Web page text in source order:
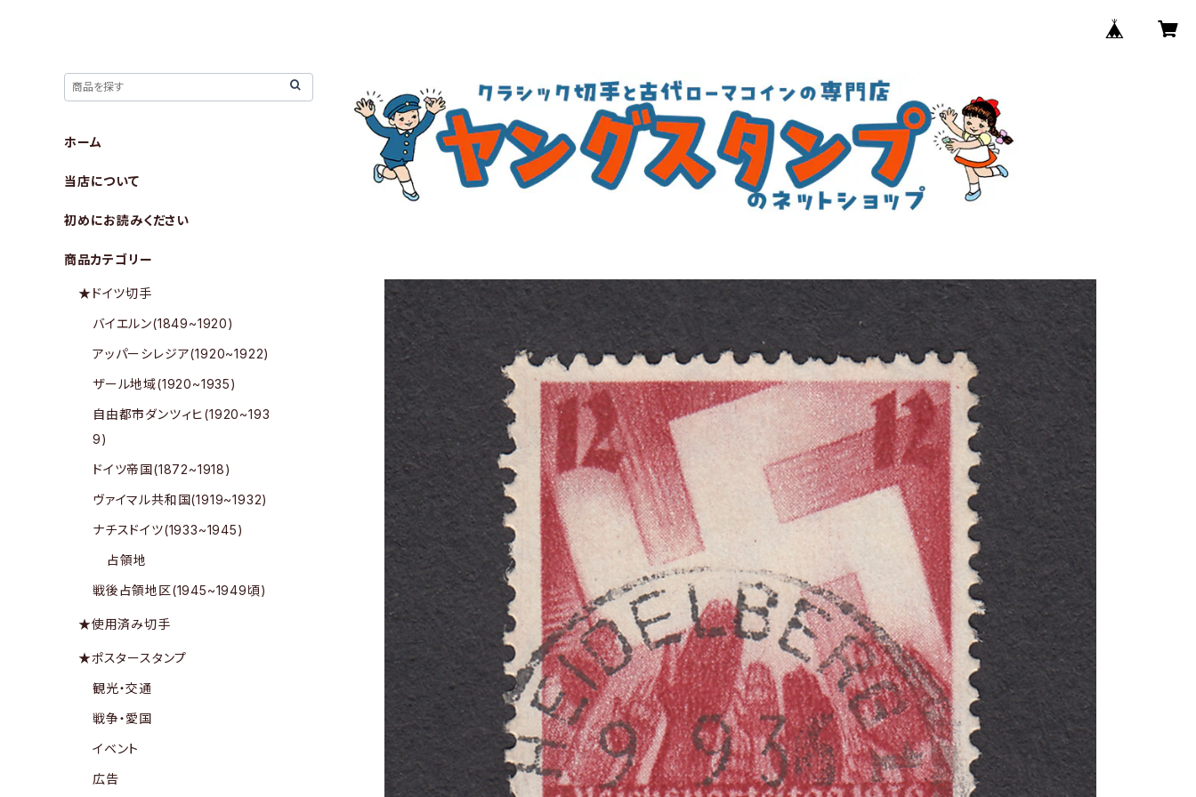
ホーム
当店について
初めにお読みください
商品カテゴリー
★ドイツ切手
バイエルン(1849~1920)
アッパーシレジア(1920~1922)
ザール地域(1920~1935)
自由都市ダンツィヒ(1920~193
9)
ドイツ帝国(1872~1918)
ヴァイマル共和国(1919~1932)
ナチスドイツ(1933~1945)
占領地
戦後占領地区(1945~1949頃)
★使用済み切手
★ポスタースタンプ
観光・交通
戦争・愛国
イベント
広告